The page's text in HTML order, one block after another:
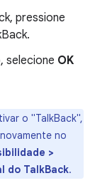
pressione
selecione OK
o "TalkBack",
no
>
do TalkBack.